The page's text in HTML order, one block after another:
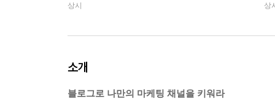
상시 상
소개
블로그로 나만의 마케팅 채널을 키워라